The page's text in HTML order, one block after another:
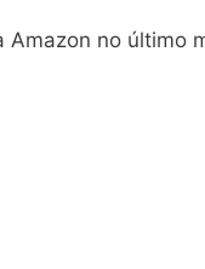
Amazon no último